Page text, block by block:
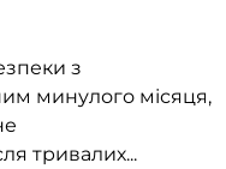
з
минулого місяця,
тривалих...